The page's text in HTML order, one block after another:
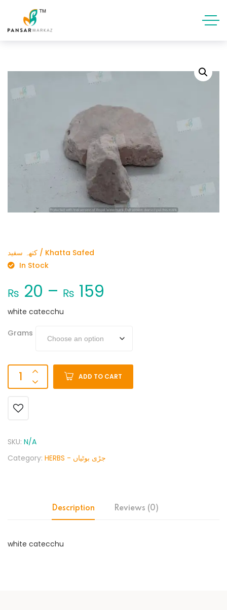
کتھہ سفید / Khatta Safed
In Stock
₨ 20 – ₨ 159
white catecchu
Grams
ADD TO CART
SKU: N/A
Category:
HERBS - جڑی بوٹیاں
Description Reviews (0)
white catecchu